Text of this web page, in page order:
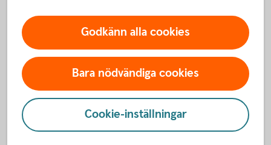
Instruktioner för uppdatering av
iOS och Android
Vi rekommenderar iOS 16.6 eller senare version av
Godkänn alla cookies
Bara nödvändiga cookies
Cookie-inställningar